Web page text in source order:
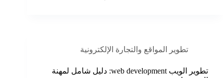
تطوير المواقع والتجارة الإلكترونية
تطوير الويب web development: دليل شامل لمهنة